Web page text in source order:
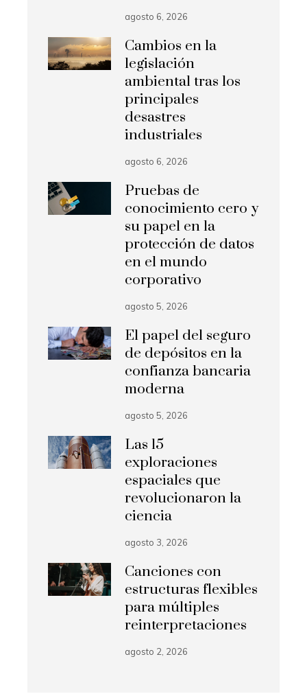
agosto 6, 2026
Cambios en la
legislación
ambiental tras los
principales
desastres
industriales
agosto 6, 2026
Pruebas de
conocimiento cero y
su papel en la
protección de datos
en el mundo
corporativo
agosto 5, 2026
El papel del seguro
de depósitos en la
confianza bancaria
moderna
agosto 5, 2026
Las 15
exploraciones
espaciales que
revolucionaron la
ciencia
agosto 3, 2026
Canciones con
estructuras flexibles
para múltiples
reinterpretaciones
agosto 2, 2026